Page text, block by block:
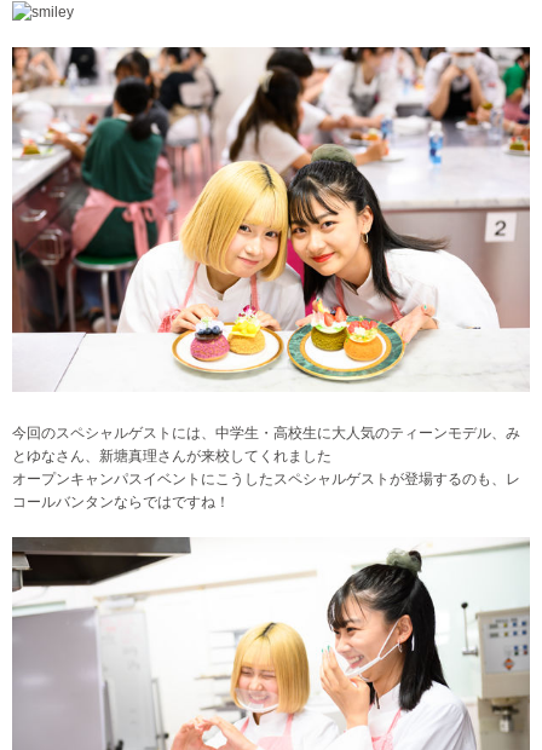
今回のスペシャルゲストには、中学生・高校生に大人気のティーンモデル、み
とゆなさん、新塘真理さんが来校してくれました
オープンキャンパスイベントにこうしたスペシャルゲストが登場するのも、レ
コールバンタンならではですね！